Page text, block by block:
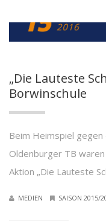
15 2016
„Die Lauteste
Borwinschule
Beim Heimspiel
Oldenburger TB
Aktion „Die Lauteste
MEDIEN SAISON 2015/